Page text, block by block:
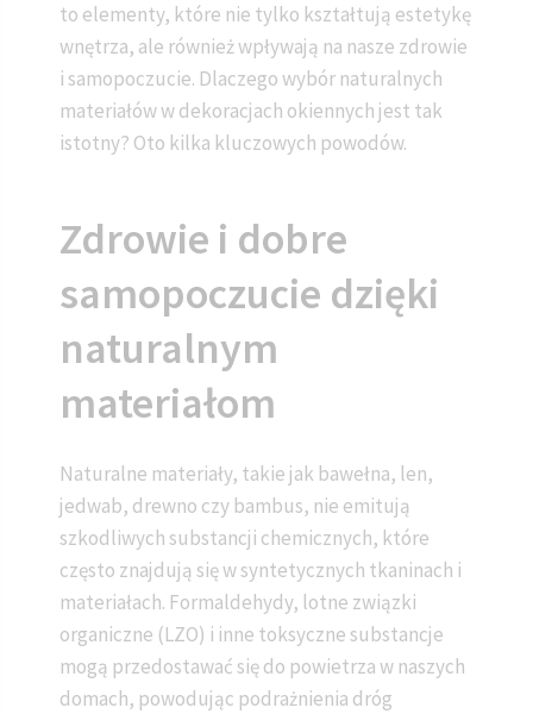
to elementy, które nie tylko kształtują estetykę
wnętrza, ale również wpływają na nasze zdrowie
i samopoczucie. Dlaczego wybór naturalnych
materiałów w dekoracjach okiennych jest tak
istotny? Oto kilka kluczowych powodów.
Zdrowie i dobre
samopoczucie dzięki
naturalnym
materiałom
Naturalne materiały, takie jak bawełna, len,
jedwab, drewno czy bambus, nie emitują
szkodliwych substancji chemicznych, które
często znajdują się w syntetycznych tkaninach i
materiałach. Formaldehydy, lotne związki
organiczne (LZO) i inne toksyczne substancje
mogą przedostawać się do powietrza w naszych
domach, powodując podrażnienia dróg